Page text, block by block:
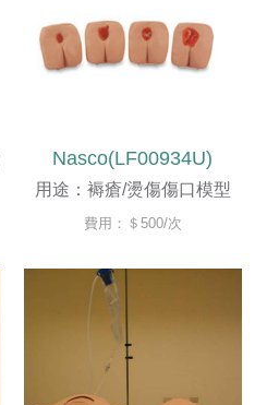
Nasco(LF00934U)
用途：褥瘡/燙傷傷口模型
費用：＄500/次